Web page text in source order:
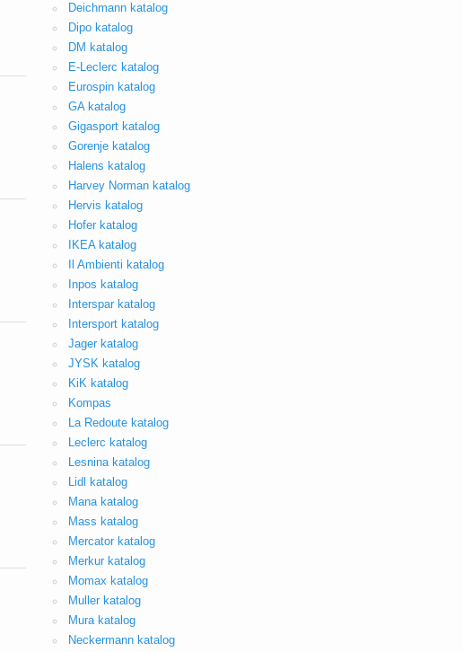
Deichmann katalog
Dipo katalog
DM katalog
E-Leclerc katalog
Eurospin katalog
GA katalog
Gigasport katalog
Gorenje katalog
Halens katalog
Harvey Norman katalog
Hervis katalog
Hofer katalog
IKEA katalog
Il Ambienti katalog
Inpos katalog
Interspar katalog
Intersport katalog
Jager katalog
JYSK katalog
KiK katalog
Kompas
La Redoute katalog
Leclerc katalog
Lesnina katalog
Lidl katalog
Mana katalog
Mass katalog
Mercator katalog
Merkur katalog
Momax katalog
Muller katalog
Mura katalog
Neckermann katalog